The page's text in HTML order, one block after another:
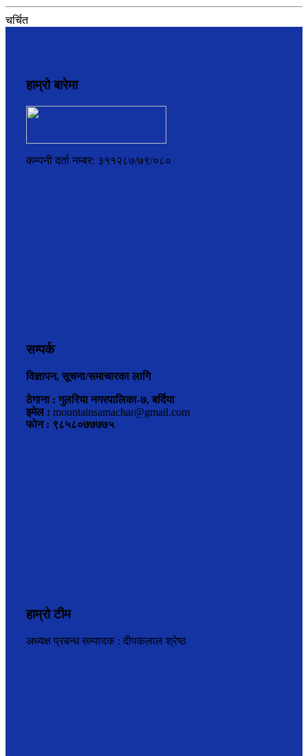
चर्चित
हाम्रो बारेमा
कम्पनी दर्ता नम्बर: ३११२८७/७९/०८०
सम्पर्क
विज्ञापन, सूचना/समाचारका लागि
ठेगाना : गुलरिया नगरपालिका-७, बर्दिया
इमेल : mountainsamachar@gmail.com
फोन : ९८५८०७७७७५
हाम्रो टीम
अध्यक्ष प्रबन्ध सम्पादक : दीपकलाल श्रेष्ठ